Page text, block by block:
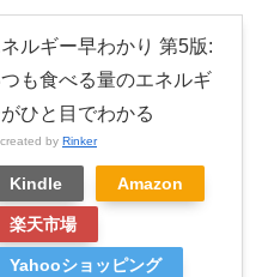
ルギー早わかり 第5版:
も食べる量のエネルギ
ひと目でわかる
created by Rinker
Kindle Amazon
楽天市場
Yahooショッピング